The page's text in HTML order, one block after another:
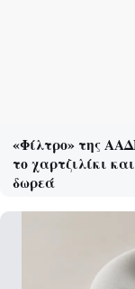
«Φίλτρο» της
το χαρτζιλίκι
δωρεά